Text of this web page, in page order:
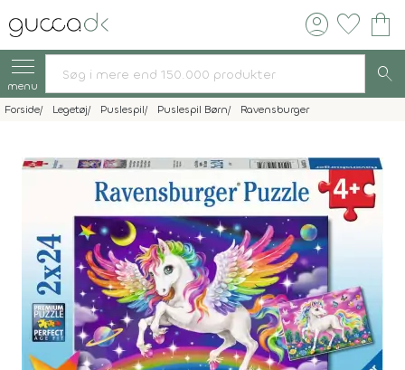
account_circle favorite shopping_bag
menu search
Forside Legetøj Puslespil Puslespil Børn Ravensburger